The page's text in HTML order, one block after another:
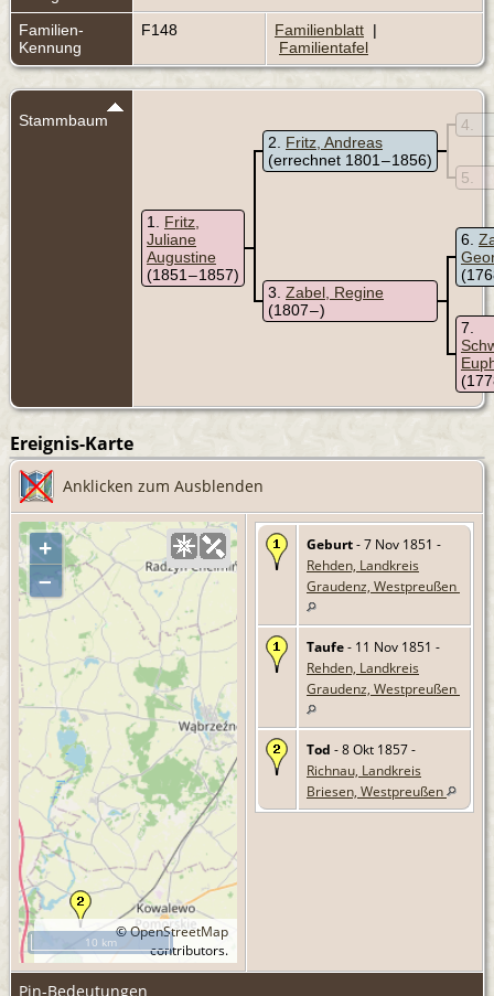
Familien-
Kennung
F148 Familienblatt |
Familientafel
Stammbaum
1
Fritz,
Juliane
Augustine
(1851 – 1857)
2
Fritz, Andreas
(errechnet 1801 – 1856)
4
5
3 Zabel, Regine
(1807 – )
6
7
Ereignis-Karte
Anklicken zum Ausblenden
+
–
©OpenStreetMap
contributors.
10 km
Geburt- 7 Nov 1851 -
Rehden, Landkreis
Graudenz, Westpreußen
Taufe- 11 Nov 1851 -
Rehden, Landkreis
Graudenz, Westpreußen
Tod - 8 Okt 1857 -
Richnau, Landkreis
Briesen, Westpreußen
Pin-Bedeutungen